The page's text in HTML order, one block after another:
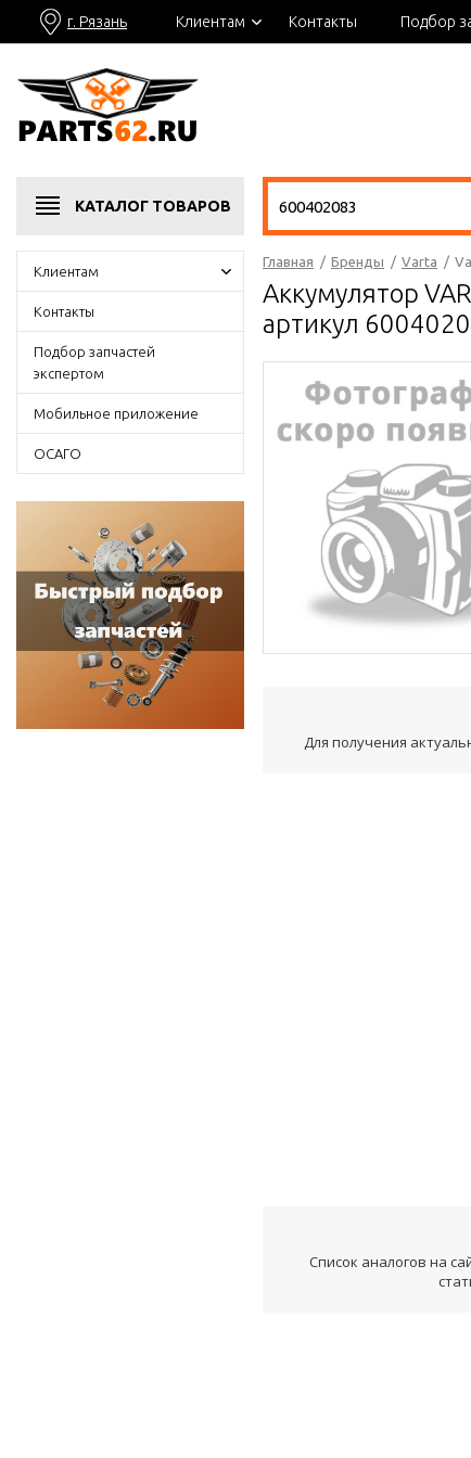
г. Рязань Клиентам Контакты Подбор
КАТАЛОГ ТОВАРОВ
Клиентам
Контакты
Подбор запчастей
экспертом
Мобильное приложение
ОСАГО
Главная / Бренды / Varta /
Аккумулятор
артикул
Для получения
Список аналогов на